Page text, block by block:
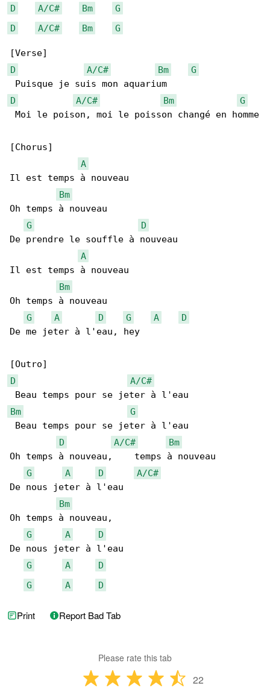
D A/C# Bm
G
D
A/C# Bm G
D
A/C# Bm
G
D
A/C# Bm
G
Moi le poison, moi le poisson changé en homme
[Chorus]
A
Il est temps à nouveau
Bm
Oh temps à nouveau
G
D
De prendre le souffle à nouveau
A
Il est temps à nouveau
Bm
Oh temps à nouveau
G
A D G A
D
De me jeter à l'eau, hey
D
A/C#
Bm
G
Beau temps pour se jeter à l'eau
D
A/C#
Bm
Oh temps à nouveau,    temps à nouveau
G
A D
A/C#
De nous jeter à l'eau
Bm
Oh temps à nouveau,
G
A
D
De nous jeter à l'eau
G
A
D
G
A D
Print Report Bad Tab
Please rate this tab
22